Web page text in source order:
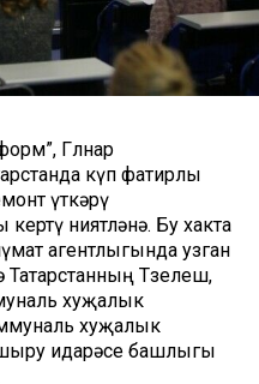
Гөлнар
күп фатирлы
үткәрү
ниятләнә. Бу хакта
агентлыгында узган
Төзелеш,
хуҗалык
хуҗалык
идарәсе башлыгы